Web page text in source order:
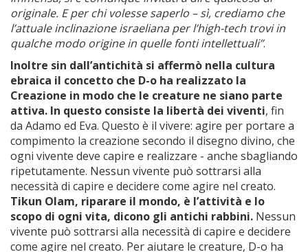
originale. E per chi volesse saperlo – sì, crediamo che
l’attuale inclinazione israeliana per l’high-tech trovi in
qualche modo origine in quelle fonti intellettuali”.
Inoltre sin dall’antichità si affermò nella cultura
ebraica il concetto che D-o ha realizzato la
Creazione in modo che le creature ne siano parte
attiva. In questo consiste la libertà dei viventi, fin
da Adamo ed Eva. Questo è il vivere: agire per portare a
compimento la creazione secondo il disegno divino, che
ogni vivente deve capire e realizzare - anche sbagliando
ripetutamente. Nessun vivente può sottrarsi alla
necessità di capire e decidere come agire nel creato.
Tikun Olam, riparare il mondo, è l’attività e lo
scopo di ogni vita, dicono gli antichi rabbini. Nessun
vivente può sottrarsi alla necessità di capire e decidere
come agire nel creato. Per aiutare le creature, D-o ha